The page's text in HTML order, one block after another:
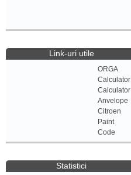
Link-uri utile
ORGA
Calculator
Calculator
Anvelope
Citroen
Paint
Code
Statistici